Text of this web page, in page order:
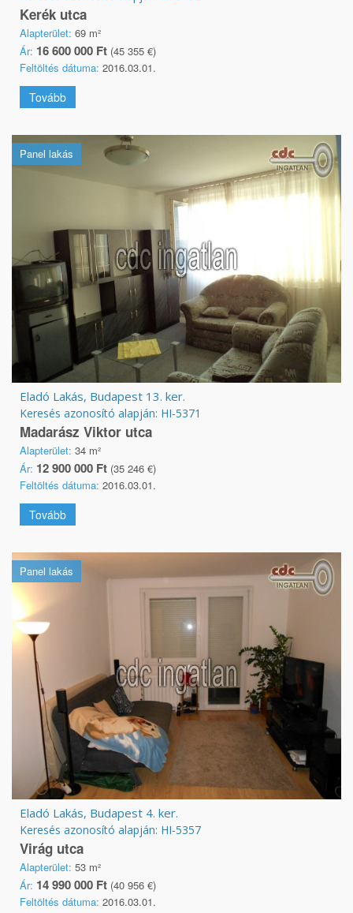
Kerék utca
Alapterület: 69 m²
Ár: 16 600 000 Ft (45 355 €)
Feltöltés dátuma: 2016.03.01.
Tovább
Panel lakás
Eladó Lakás, Budapest 13. ker.
Keresés azonosító alapján: HI-5371
Madarász Viktor utca
Alapterület: 34 m²
Ár: 12 900 000 Ft (35 246 €)
Feltöltés dátuma: 2016.03.01.
Tovább
Panel lakás
Eladó Lakás, Budapest 4. ker.
Keresés azonosító alapján: HI-5357
Virág utca
Alapterület: 53 m²
Ár: 14 990 000 Ft (40 956 €)
Feltöltés dátuma: 2016.03.01.